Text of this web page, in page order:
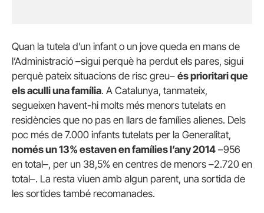
Quan la tutela d’un infant o un jove queda en mans de
l’Administració –sigui perquè ha perdut els pares, sigui
perquè pateix situacions de risc greu– és prioritari que
els aculli una família. A Catalunya, tanmateix,
segueixen havent-hi molts més menors tutelats en
residències que no pas en llars de famílies alienes. Dels
poc més de 7.000 infants tutelats per la Generalitat,
només un 13% estaven en famílies l’any 2014 –956
en total–, per un 38,5% en centres de menors –2.720 en
total–. La resta viuen amb algun parent, una sortida de
les sortides també recomanades.